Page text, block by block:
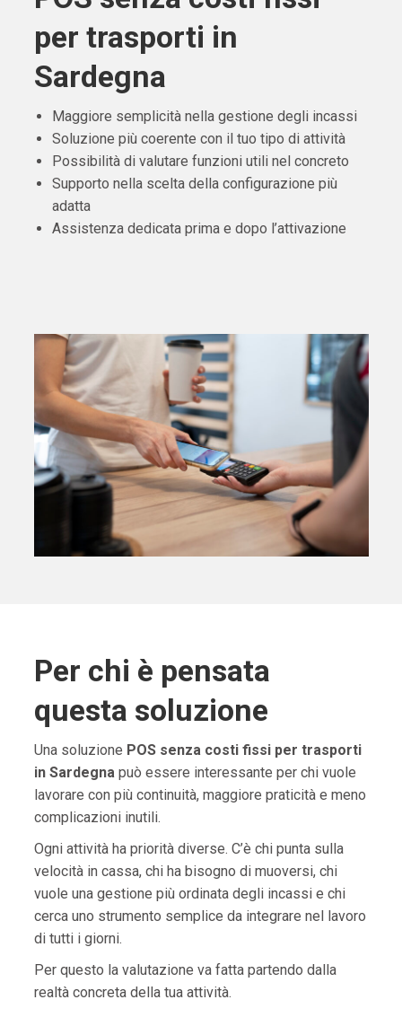
per trasporti in
Sardegna
Maggiore semplicità nella gestione degli incassi
Soluzione più coerente con il tuo tipo di attività
Possibilità di valutare funzioni utili nel concreto
Supporto nella scelta della configurazione più
adatta
Assistenza dedicata prima e dopo l’attivazione
Per chi è pensata
questa soluzione
Una soluzione POS senza costi fissi per trasporti
in Sardegnapuò essere interessante per chi vuole
lavorare con più continuità, maggiore praticità e meno
complicazioni inutili.
Ogni attività ha priorità diverse. C’è chi punta sulla
velocità in cassa, chi ha bisogno di muoversi, chi
vuole una gestione più ordinata degli incassi e chi
cerca uno strumento semplice da integrare nel lavoro
di tutti i giorni.
Per questo la valutazione va fatta partendo dalla
realtà concreta della tua attività.